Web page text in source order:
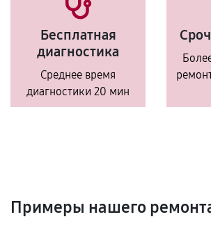
Бесплатная
диагностика
Среднее время
диагностики 20 мин
Примеры нашего